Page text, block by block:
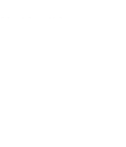
of diamantpunt.
het ontwerp
een uniek en